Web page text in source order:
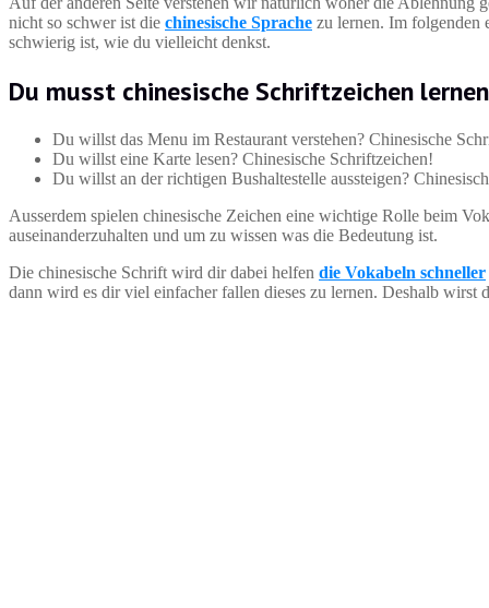
nicht so schwer ist die chinesische Sprache zu lernen. Im folgenden
schwierig ist, wie du vielleicht denkst.
Du musst chinesische Schriftzeichen lernen
Du willst das Menu im Restaurant verstehen? Chinesische
Du willst eine Karte lesen? Chinesische Schriftzeichen!
Du willst an der richtigen Bushaltestelle aussteigen?
Ausserdem spielen chinesische Zeichen eine wichtige Rolle beim
auseinanderzuhalten und um zu wissen was die Bedeutung ist.
Die chinesische Schrift wird dir dabei helfen die Vokabeln schneller
dann wird es dir viel einfacher fallen dieses zu lernen. Deshalb